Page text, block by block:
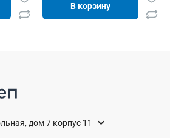
В корзину
дом 7 корпус 11